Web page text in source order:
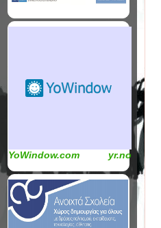
YoWindow.com yr.no